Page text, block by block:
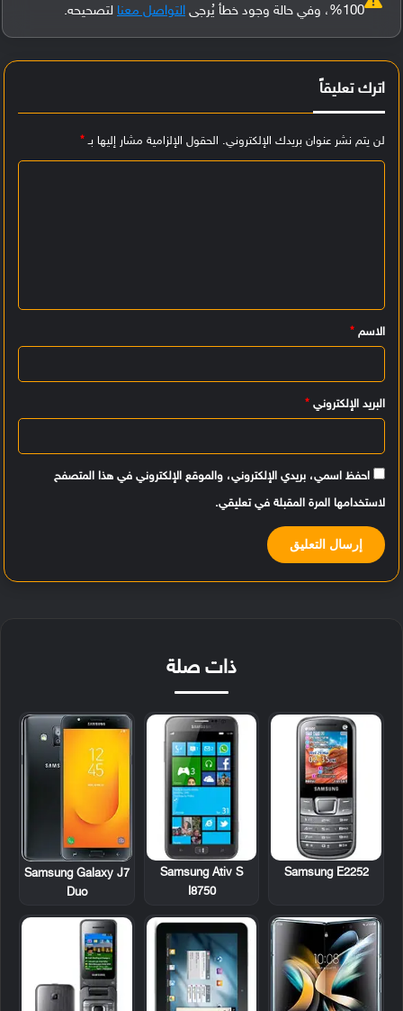
100%، وفي حالة وجود خطأ يُرجى التواصل معنا لتصحيحه.
اترك تعليقاً
لن يتم نشر عنوان بريدك الإلكتروني. الحقول الإلزامية مشار إليها بـ*
ي
ق
الاسم *
البريد الإلكتروني *
احفظ اسمي، بريدي الإلكتروني، والموقع الإلكتروني في هذا المتصفح
لاستخدامها المرة المقبلة في تعليقي.
ذات صلة
Samsung E2252
Samsung Ativ S
I8750
Samsung Galaxy J7
Duo